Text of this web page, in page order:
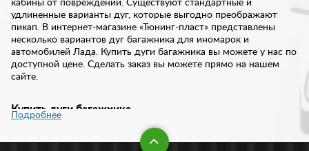
кабины от повреждений. Существуют стандартные и
удлиненные варианты дуг, которые выгодно преображают
пикап. В интернет-магазине «Тюнинг-пласт» представлены
несколько вариантов дуг багажника для иномарок и
автомобилей Лада. Купить дуги багажника вы можете у нас по
доступной цене. Сделать заказ вы можете прямо на нашем
сайте.
Купить дуги багажника
На первый взгляд, дуги багажника выполняют чисто
декоративную функцию. Они гармонично вписываются в
Подробнее